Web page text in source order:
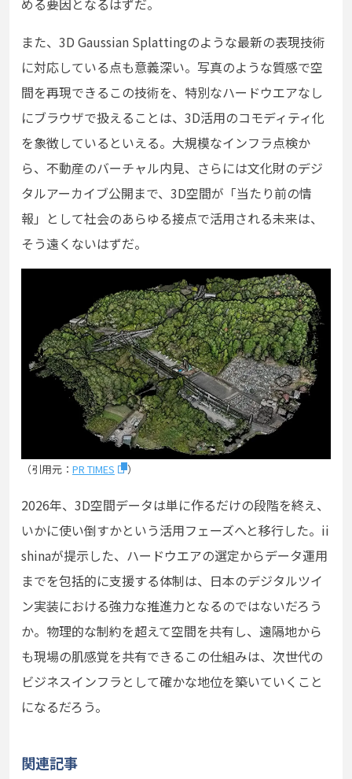
める要因となるはずだ。
また、3D Gaussian Splattingのような最新の表現技術
に対応している点も意義深い。写真のような質感で空
間を再現できるこの技術を、特別なハードウエアなし
にブラウザで扱えることは、3D活用のコモディティ化
を象徴しているといえる。大規模なインフラ点検か
ら、不動産のバーチャル内見、さらには文化財のデジ
タルアーカイブ公開まで、3D空間が「当たり前の情
報」として社会のあらゆる接点で活用される未来は、
そう遠くないはずだ。
（引用元： PR TIMES ）
2026年、3D空間データは単に作るだけの段階を終え、
いかに使い倒すかという活用フェーズへと移行した。ii
shinaが提示した、ハードウエアの選定からデータ運用
までを包括的に支援する体制は、日本のデジタルツイ
ン実装における強力な推進力となるのではないだろう
か。物理的な制約を超えて空間を共有し、遠隔地から
も現場の肌感覚を共有できるこの仕組みは、次世代の
ビジネスインフラとして確かな地位を築いていくこと
になるだろう。
関連記事